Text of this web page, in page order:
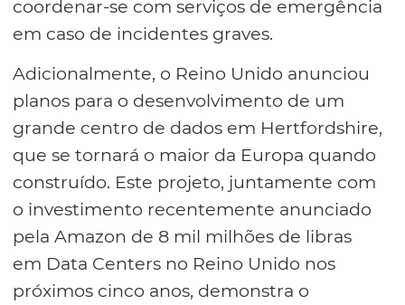
coordenar-se com serviços de emergência
em caso de incidentes graves.
Adicionalmente, o Reino Unido anunciou
planos para o desenvolvimento de um
grande centro de dados em Hertfordshire,
que se tornará o maior da Europa quando
construído. Este projeto, juntamente com
o investimento recentemente anunciado
pela Amazon de 8 mil milhões de libras
em Data Centers no Reino Unido nos
próximos cinco anos, demonstra o